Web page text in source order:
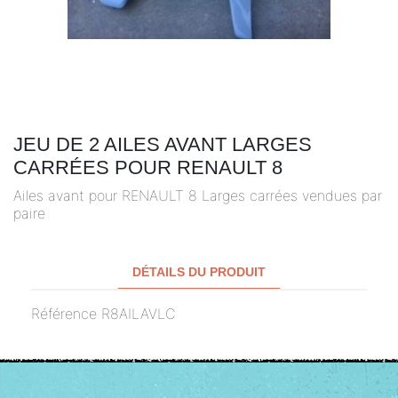
JEU DE 2 AILES AVANT LARGES
CARRÉES POUR RENAULT 8
Ailes avant pour RENAULT 8 Larges carrées vendues par
paire
DÉTAILS DU PRODUIT
Référence R8AILAVLC